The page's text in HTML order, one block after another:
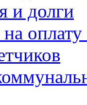
и долги